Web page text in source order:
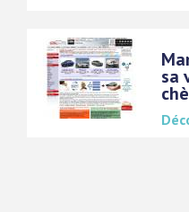
sa